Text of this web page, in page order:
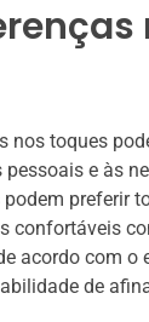
nos toques
e às
preferir
confortáveis
acordo com
de